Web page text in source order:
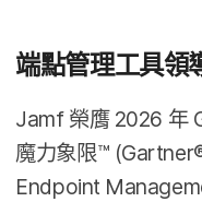
端點​管理​工具​領
Jamf 榮膺2026 年
魔力象限​™ (Gartner
Endpoint